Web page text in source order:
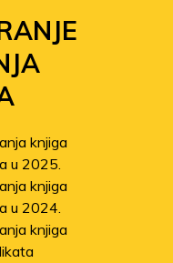
knjiga
u 2025.
knjiga
u 2024.
knjiga